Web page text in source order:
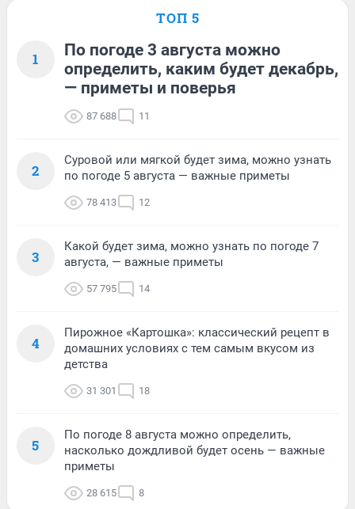
ТОП 5
1
По погоде 3 августа можно
определить, каким будет декабрь,
— приметы и поверья
87 688 11
2
Суровой или мягкой будет зима, можно узнать
по погоде 5 августа — важные приметы
78 413 12
3
Какой будет зима, можно узнать по погоде 7
августа, — важные приметы
57 795 14
4
Пирожное «Картошка»: классический рецепт в
домашних условиях с тем самым вкусом из
детства
31 301 18
5
По погоде 8 августа можно определить,
насколько дождливой будет осень — важные
приметы
28 615 8